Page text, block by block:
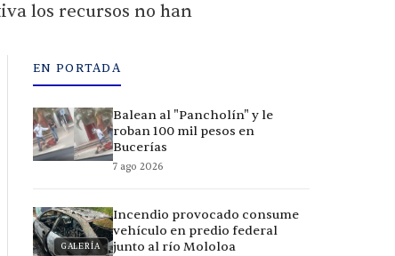
los recursos no han
EN PORTADA
Balean al "Pancholín" y le
roban 100 mil pesos en
Bucerías
7 ago 2026
GALERÍA
Incendio provocado consume
vehículo en predio federal
junto al río Mololoa